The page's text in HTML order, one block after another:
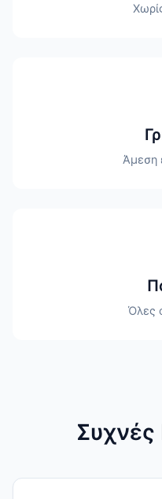
Άμεση
Όλες
Συχνές